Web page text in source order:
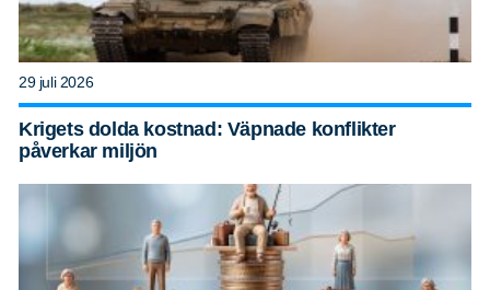
29 juli 2026
Krigets dolda kostnad: Väpnade konflikter
påverkar miljön